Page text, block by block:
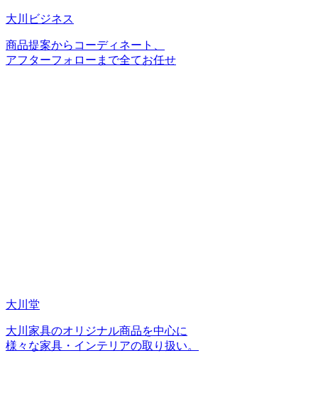
大川ビジネス
商品提案からコーディネート、
アフターフォローまで全てお任せ
大川堂
大川家具のオリジナル商品を中心に
様々な家具・インテリアの取り扱い。